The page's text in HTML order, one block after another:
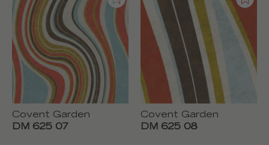
Covent Garden
DM 625 07
Covent Garden
DM 625 08